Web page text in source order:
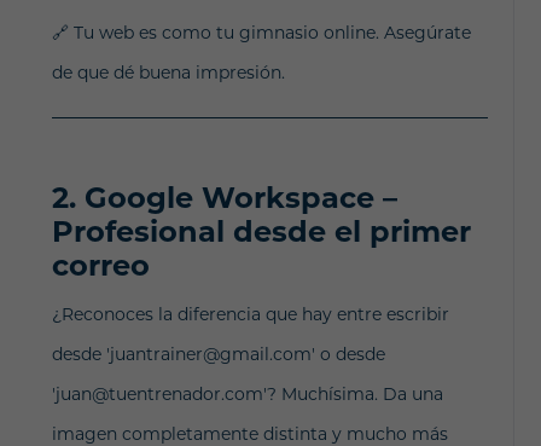
🔗 Tu web es como tu gimnasio online. Asegúrate
de que dé buena impresión.
2. Google Workspace –
Profesional desde el primer
correo
¿Reconoces la diferencia que hay entre escribir
desde 'juantrainer@gmail.com' o desde
'juan@tuentrenador.com'? Muchísima. Da una
imagen completamente distinta y mucho más